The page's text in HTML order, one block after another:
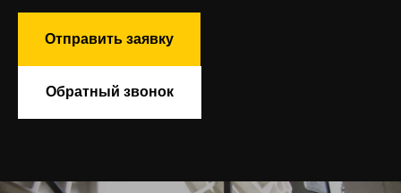
Отправить заявку
Обратный звонок